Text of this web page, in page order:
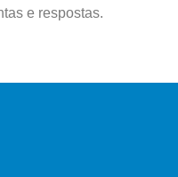
e respostas.